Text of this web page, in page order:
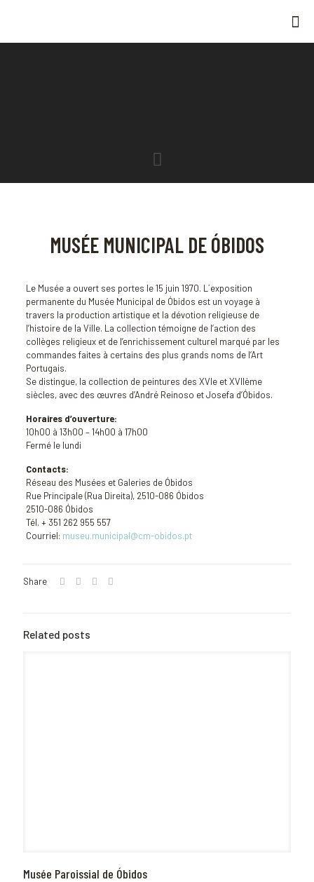
MUSÉE MUNICIPAL DE ÓBIDOS
Le Musée a ouvert ses portes le 15 juin 1970. L´exposition
permanente du Musée Municipal de Óbidos est un voyage à
travers la production artistique et la dévotion religieuse de
l’histoire de la Ville. La collection témoigne de l’action des
collèges religieux et de l’enrichissement culturel marqué par les
commandes faites à certains des plus grands noms de l’Art
Portugais.
Se distingue, la collection de peintures des XVIe et XVIIème
siècles, avec des œuvres d’André Reinoso et Josefa d’Óbidos.
Horaires d’ouverture:
10h00 à 13h00 – 14h00 à 17h00
Fermé le lundi
Contacts:
Réseau des Musées et Galeries de Óbidos
Rue Principale (Rua Direita), 2510-086 Óbidos
2510-086 Óbidos
Tél. + 351 262 955 557
Courriel: museu.municipal@cm-obidos.pt
Share
Related posts
Musée Paroissial de Óbidos